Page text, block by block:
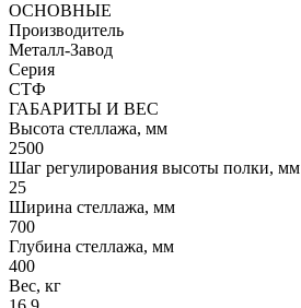
ОСНОВНЫЕ
Производитель
Металл-Завод
Серия
СТФ
ГАБАРИТЫ И ВЕС
Высота стеллажа, мм
2500
Шаг регулирования высоты полки, мм
25
Ширина стеллажа, мм
700
Глубина стеллажа, мм
400
Вес, кг